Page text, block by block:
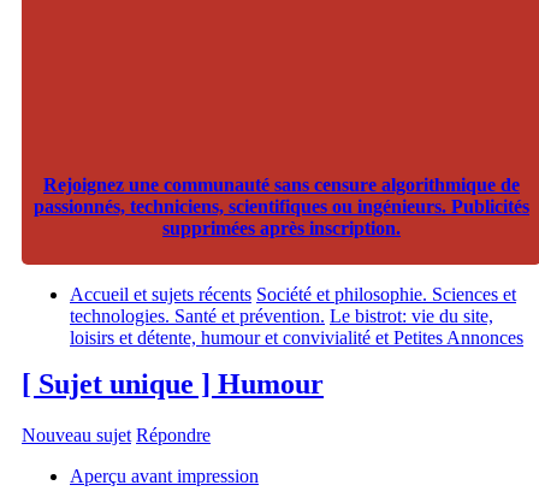
Rejoignez une communauté sans censure algorithmique de
passionnés, techniciens, scientifiques ou ingénieurs. Publicités
supprimées après inscription.
Accueil et sujets récents Société et philosophie. Sciences et
technologies. Santé et prévention. Le bistrot: vie du site,
loisirs et détente, humour et convivialité et Petites Annonces
[ Sujet unique ] Humour
Nouveau sujet Répondre
Aperçu avant impression